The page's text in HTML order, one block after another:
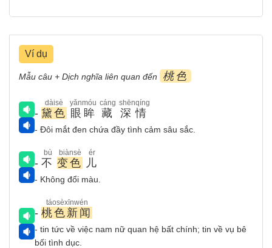
Ví dụ
Mẫu câu + Dịch nghĩa liên quan đến 桃色
- 黛色
dàisè
眼眸
yǎnmóu
藏
cáng
深情
shēnqíng
- Đôi mắt đen chứa đầy tình cảm sâu sắc.
- 不
bù
变色
biànsè
儿
ér
- Không đổi màu.
- 桃色新闻
táosèxīnwén
- tin tức về việc nam nữ quan hệ bất chính; tin về vụ bê
bối tình dục.